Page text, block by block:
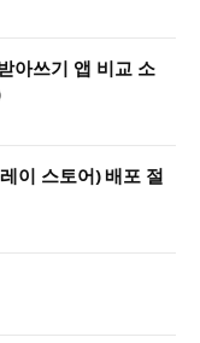
아쓰기 앱 비교 소
이 스토어) 배포 절